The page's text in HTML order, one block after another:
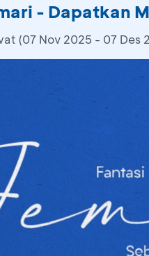
- Dapatkan
(07 Nov 2025 - 07 Des